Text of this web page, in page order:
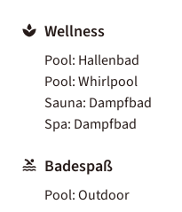
Wellness
Pool: Hallenbad
Pool: Whirlpool
Sauna: Dampfbad
Spa: Dampfbad
Badespaß
Pool: Outdoor